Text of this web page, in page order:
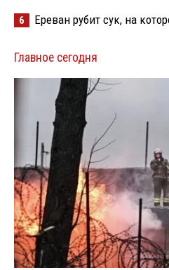
6 Ереван рубит сук, на
Главное сегодня